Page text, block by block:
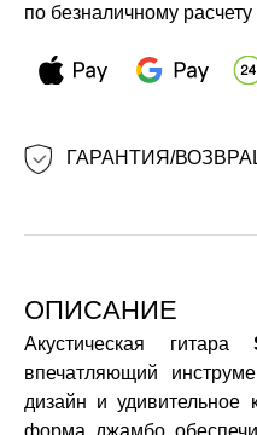
по безналичному
ГАРАНТИЯ/
ОПИСАНИЕ
Акустическая гитара
впечатляющий
дизайн и удивительное
форма джамбо